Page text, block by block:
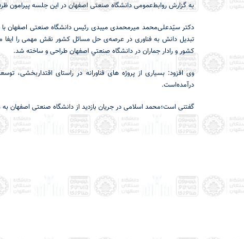
به گزارش روابط‌عمومی دانشگاه صنعتی اصفهان در این جلسه
دکتر سیّد‌علی‌محمد میر‌محمدی میبدی رئيس دانشگاه صنعتی اصفهان با
تبدیل دانش به فناوری در عرصه‌ی حل مسائل کشور نقش مهمی را ایفا
کشور و رادار جماران در دانشگاه صنعتي اصفهان طراحی و ساخته شد.
وی افزود: بسیاری از پروژه های فناورانه در راستای
درآمده‌است.
گفتنی است؛محمد اسلامی در جریان بازدید از دانشگاه صنعتی اصفهان